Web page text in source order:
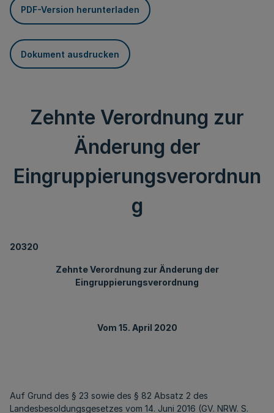
PDF-Version herunterladen
Dokument ausdrucken
Zehnte Verordnung zur
Änderung der
Eingruppierungsverordnun
g
20320
Zehnte Verordnung zur Änderung der
Eingruppierungsverordnung
Vom 15. April 2020
Auf Grund des § 23 sowie des § 82 Absatz 2 des
Landesbesoldungsgesetzes vom 14. Juni 2016 (GV. NRW. S.